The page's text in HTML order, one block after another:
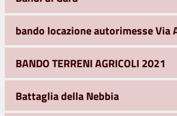
bando locazione autorimesse Via
BANDO TERRENI AGRICOLI 2021
Battaglia della Nebbia